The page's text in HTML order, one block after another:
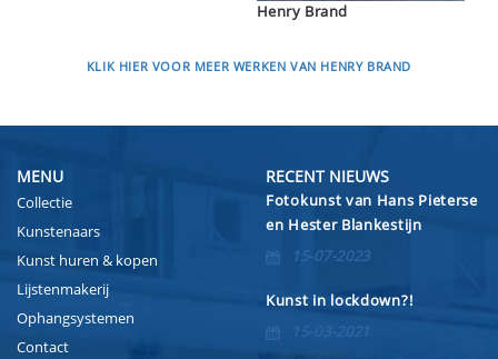
Henry Brand
KLIK HIER VOOR MEER WERKEN VAN HENRY BRAND
MENU
Collectie
Kunstenaars
Kunst huren & kopen
Lijstenmakerij
Ophangsystemen
Contact
RECENT NIEUWS
Fotokunst van Hans Pieterse
en Hester Blankestijn
15-07-2023
Kunst in lockdown?!
15-03-2021